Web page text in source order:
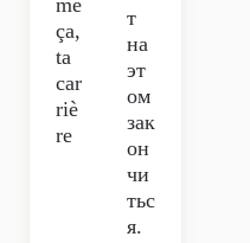
me
ça,
ta
car
riè
re
т
на
эт
ом
зак
он
чи
тьс
я.